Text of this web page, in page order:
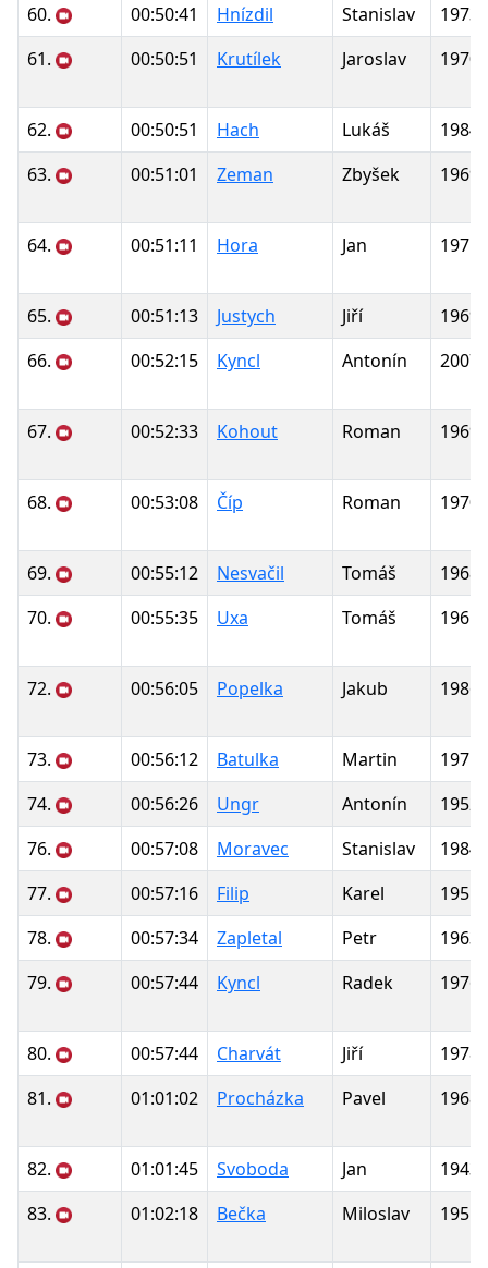
60.
00:50:41 Hnízdil Stanislav
1973
61.
00:50:51 Krutílek Jaroslav 1970
62. 00:50:51 Hach Lukáš
1984
63.
00:51:01 Zeman Zbyšek 1969
64. 00:51:11 Hora Jan 1971
65. 00:51:13 Justych Jiří
1969
66.
00:52:15 Kyncl Antonín 2007
67. 00:52:33 Kohout Roman 1969
68. 00:53:08 Číp Roman 1970
69. 00:55:12 Nesvačil Tomáš
1968
70.
00:55:35 Uxa Tomáš 1965
72. 00:56:05 Popelka Jakub 1986
73. 00:56:12 Batulka Martin
1975
74.
00:56:26 Ungr Antonín
1952
76.
00:57:08 Moravec Stanislav
1984
77.
00:57:16 Filip Karel
1955
78.
00:57:34 Zapletal Petr
1963
79.
00:57:44 Kyncl Radek 1976
80. 00:57:44 Charvát Jiří
1978
81.
01:01:02 Procházka Pavel 1968
82. 01:01:45 Svoboda Jan
1943
83.
01:02:18 Bečka Miloslav 1955